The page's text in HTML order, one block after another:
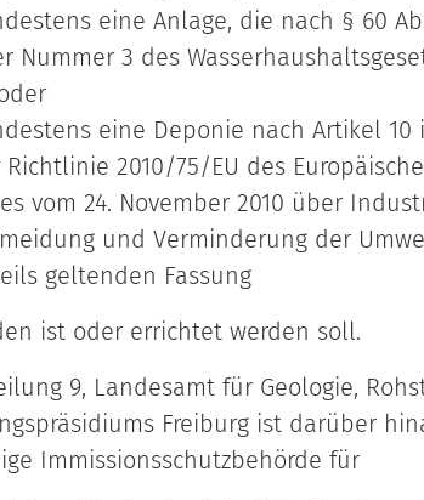
eine Anlage, die nach § 60
Nummer 3 des
eine Deponie nach Artikel
Richtlinie 2010/75/EU des
vom 24. November 2010 über
und Verminderung der
geltenden Fassung
ist oder errichtet werden soll.
9, Landesamt für Geologie,
Freiburg ist darüber
Immissionsschutzbehörde für